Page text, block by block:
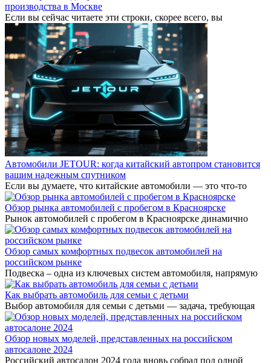
производства в Москве
Если вы сейчас читаете эти строки, скорее всего, вы
Автомобили JETOUR: когда китайский автопром становится
вашим надежным спутником
Если вы думаете, что китайские автомобили — это что-то
Обзор рынка автомобилей с пробегом в Красноярске
Рынок автомобилей с пробегом в Красноярске динамично
Обзор самых комфортных подвесок автомобилей на
российском рынке
Подвеска – одна из ключевых систем автомобиля, напрямую
Как выбрать автомобиль для семьи с детьми
Выбор автомобиля для семьи с детьми — задача, требующая
Обзор новых моделей, представленных на российском
автосалоне 2024
Российский автосалон 2024 года вновь собрал под одной